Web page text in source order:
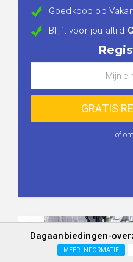
Goedkoop op
Blijft voor jou altijd
...of
Dagaanbiedingen-
MEER INFORMATIE